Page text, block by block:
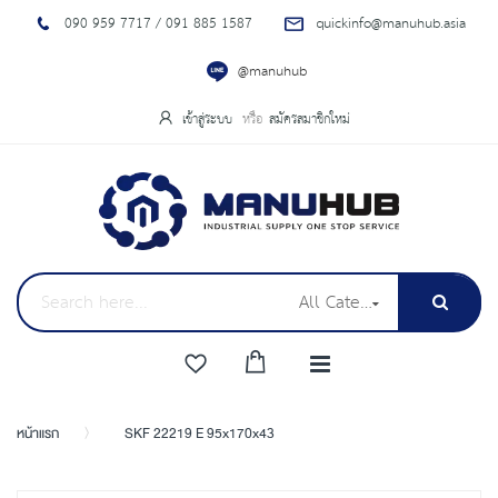
090 959 7717 / 091 885 1587
quickinfo@manuhub.asia
@manuhub
เข้าสู่ระบบ สมัครสมาชิกใหม่
All Categories
หน้าแรก SKF 22219 E 95x170x43